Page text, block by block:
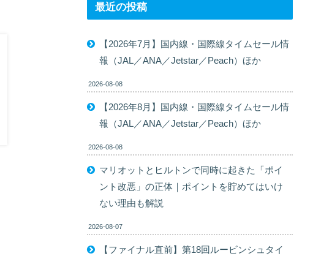
最近の投稿
【2026年7月】国内線・国際線タイムセール情
報（JAL／ANA／Jetstar／Peach）ほか
2026-08-08
【2026年8月】国内線・国際線タイムセール情
報（JAL／ANA／Jetstar／Peach）ほか
2026-08-08
マリオットとヒルトンで同時に起きた「ポイ
ント改悪」の正体｜ポイントを貯めてはいけ
ない理由も解説
2026-08-07
【ファイナル直前】第18回ルービンシュタイ